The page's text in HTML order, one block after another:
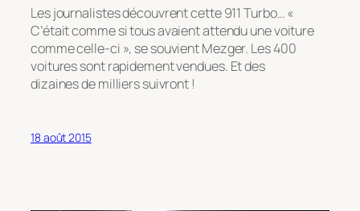
Les journalistes découvrent cette 911 Turbo… «
C’était comme si tous avaient attendu une voiture
comme celle-ci », se souvient Mezger. Les 400
voitures sont rapidement vendues. Et des
dizaines de milliers suivront !
18 août 2015